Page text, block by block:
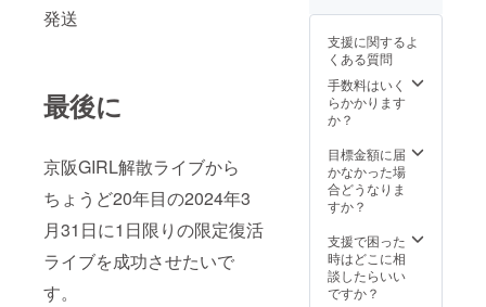
発送
最後に
京阪GIRL解散ライブから
ちょうど20年目の2024年3
月31日に1日限りの限定復活
ライブを成功させたいで
す。
also
include
s a few
demo
songs
that the
made
when
they
(Look
forward
to
seeing
れば君
もあの
娘も
ロック
ボー
イ！パ
ル！ こ
のTシャ
ツを着
最後の
ライブ
に来て
くださ
ケット
リン
（B&vo
）のイ
ラスト
んな有
カリン
WORLD
でポッ
プなイ
ラスト
デザイ
発送）
スボー
ルTシャ
ツ（5.6
オン
ス）
ト×ブ
ラック
サイ
ズXS～
法は画
像を参
考にし
てくだ
支援に関するよ
くある質問
手数料はいく
らかかります
か？
目標金額に届
かなかった場
合どうなりま
すか？
支援で困った
時はどこに相
談したらいい
ですか？